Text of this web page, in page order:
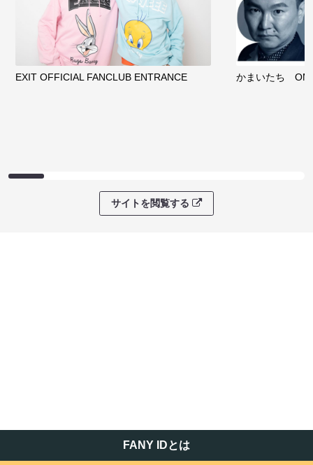
EXIT OFFICIAL FANCLUB ENTRANCE かまいたち
サイトを閲覧する
FANY IDとは